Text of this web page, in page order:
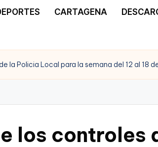
CARTAGENA
la Policia Local para la semana del 12 al 18
los controles